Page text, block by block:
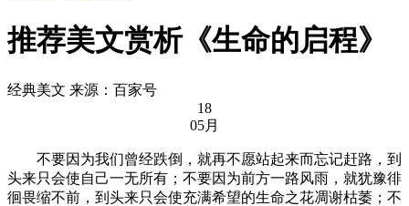
推荐美文赏析《生命的启程》
经典美文 来源：百家号
18
05月
不要因为我们曾经跌倒，就再不愿站起来而忘记赶路，到
头来只会使自己一无所有；不要因为前方一路风雨，就犹豫徘
徊畏缩不前，到头来只会使充满希望的生命之花凋谢枯萎；不